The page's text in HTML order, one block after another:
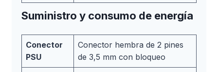
Suministro y consumo de energía
Conector
PSU
Conector hembra de 2 pines
de 3,5 mm con bloqueo